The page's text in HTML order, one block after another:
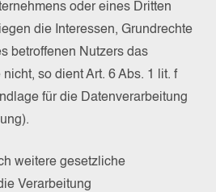
oder eines Dritten
die Interessen, Grundrechte
betroffenen Nutzers das
so dient Art. 6 Abs. 1 lit. f
für die Datenverarbeitung
weitere gesetzliche
Verarbeitung